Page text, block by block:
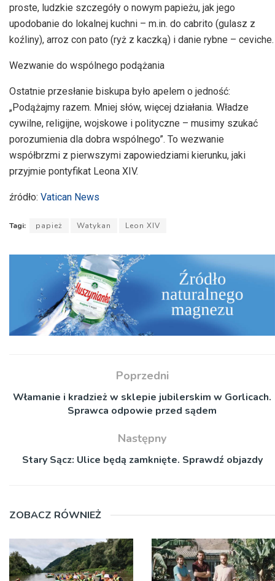
proste, ludzkie szczegóły o nowym papieżu, jak jego
upodobanie do lokalnej kuchni – m.in. do cabrito (gulasz z
koźliny), arroz con pato (ryż z kaczką) i danie rybne – ceviche.
Wezwanie do wspólnego podążania
Ostatnie przesłanie biskupa było apelem o jedność:
„Podążajmy razem. Mniej słów, więcej działania. Władze
cywilne, religijne, wojskowe i polityczne – musimy szukać
porozumienia dla dobra wspólnego”. To wezwanie
współbrzmi z pierwszymi zapowiedziami kierunku, jaki
przyjmie pontyfikat Leona XIV.
źródło: Vatican News
Tagi: papież Watykan Leon XIV
Poprzedni
Włamanie i kradzież w sklepie jubilerskim w Gorlicach.
Sprawca odpowie przed sądem
Następny
Stary Sącz: Ulice będą zamknięte. Sprawdź objazdy
ZOBACZ RÓWNIEŻ